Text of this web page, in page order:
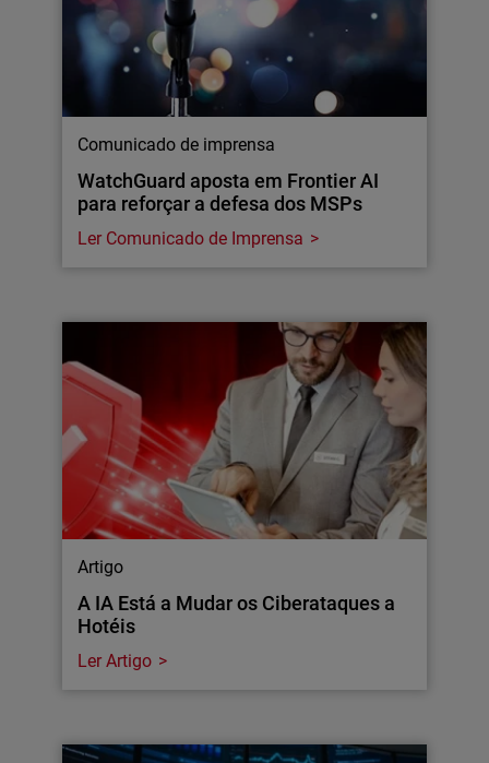
Comunicado de imprensa
WatchGuard aposta em Frontier AI
para reforçar a defesa dos MSPs
Ler Comunicado de Imprensa
Artigo
A IA Está a Mudar os Ciberataques a
Hotéis
Ler Artigo